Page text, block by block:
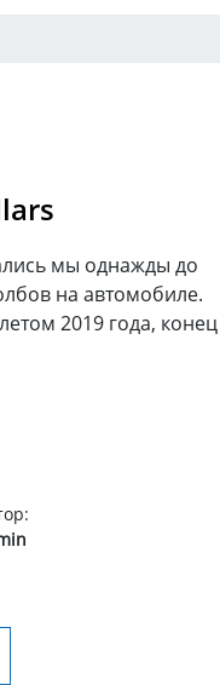
мы однажды до
на автомобиле.
2019 года, конец